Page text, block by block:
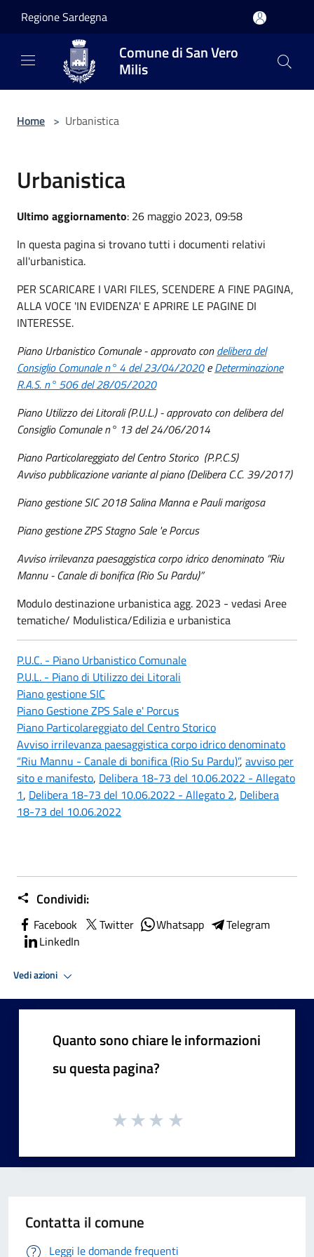
Regione Sardegna
Comune di San Vero
Milis
Home > Urbanistica
Urbanistica
Ultimo aggiornamento: 26 maggio 2023, 09:58
In questa pagina si trovano tutti i documenti relativi
all'urbanistica.
PER SCARICARE I VARI FILES, SCENDERE A FINE PAGINA,
ALLA VOCE 'IN EVIDENZA' E APRIRE LE PAGINE DI
INTERESSE.
Piano Urbanistico Comunale - approvato condelibera del
Consiglio Comunale n° 4 del 23/04/2020eDeterminazione
R.A.S. n° 506 del 28/05/2020
Piano Utilizzo dei Litorali (P.U.L.) - approvato con delibera del
Consiglio Comunale n° 13 del 24/06/2014
Piano Particolareggiato del Centro Storico (P.P.C.S)
Avviso pubblicazione variante al piano (Delibera C.C. 39/2017)
Piano gestione SIC 2018 Salina Manna e Pauli marigosa
Piano gestione ZPS Stagno Sale 'e Porcus
Avviso irrilevanza paesaggistica corpo idrico denominato “Riu
Mannu - Canale di bonifica (Rio Su Pardu)”
Modulo destinazione urbanistica agg. 2023 - vedasi Aree
tematiche/ Modulistica/Edilizia e urbanistica
P.U.C. - Piano Urbanistico Comunale
P.U.L. - Piano di Utilizzo dei Litorali
Piano gestione SIC
Piano Gestione ZPS Sale e' Porcus
Piano Particolareggiato del Centro Storico
Avviso irrilevanza paesaggistica corpo idrico denominato
“Riu Mannu - Canale di bonifica (Rio Su Pardu)”, avviso per
sito e manifesto, Delibera 18-73 del 10.06.2022 - Allegato
1, Delibera 18-73 del 10.06.2022 - Allegato 2, Delibera
18-73 del 10.06.2022
Condividi:
Facebook Twitter Whatsapp
Telegram
LinkedIn
Vedi azioni
Quanto sono chiare le informazioni
su questa pagina?
Contatta il comune
Leggi le domande frequenti